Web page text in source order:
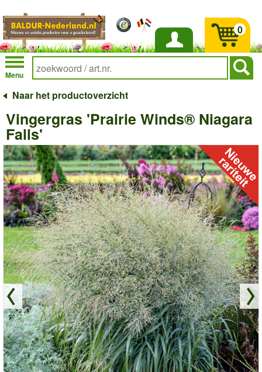
Inloggen
Menu
0
Naar het productoverzicht
Vingergras 'Prairie Winds® Niagara
Falls'